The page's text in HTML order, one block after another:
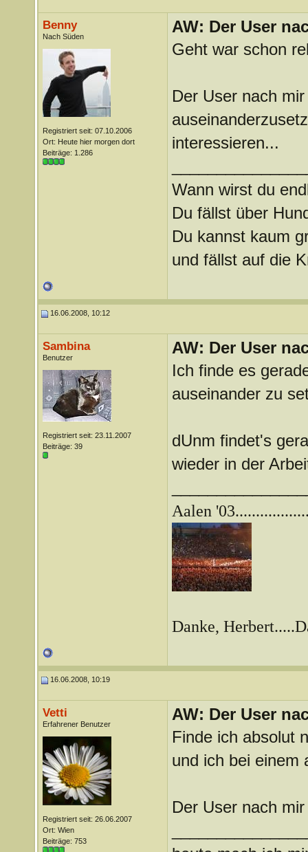
Benny
Nach Süden
Registriert seit: 07.10.2006
Ort: Heute hier morgen dort
Beiträge: 1.286
AW: Der User
Geht war schon
Der User nach
interessieren...
Wann wirst du
Du fällst über
Du kannst kaum
und fällst auf die
16.06.2008, 10:12
Sambina
Benutzer
Registriert seit: 23.11.2007
Beiträge: 39
AW: Der User
Ich finde es
auseinander zu
dUnm findet's
wieder in der
Aalen
Danke,
16.06.2008, 10:19
Vetti
Erfahrener Benutzer
Registriert seit: 26.06.2007
Ort: Wien
Beiträge: 753
AW: Der User
Finde ich absolut
und ich bei einem
Der User nach